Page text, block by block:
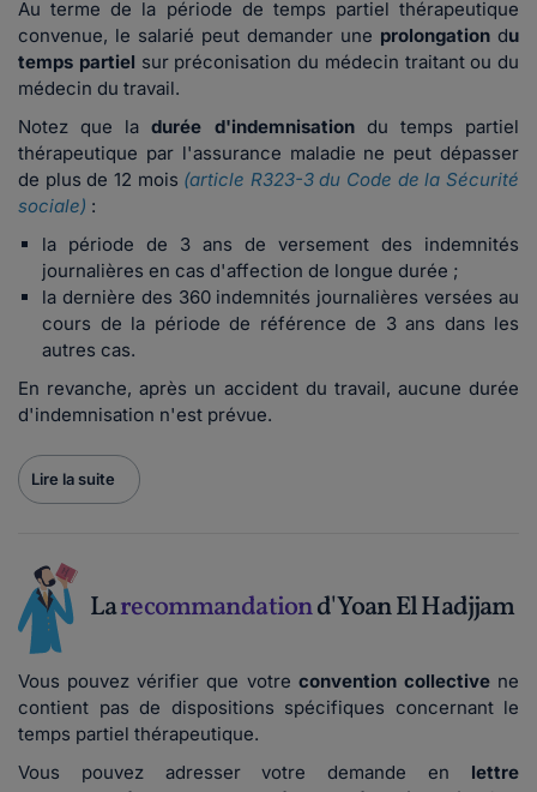
Au terme de la période de temps partiel thérapeutique
convenue, le salarié peut demander une prolongation du
temps partiel sur préconisation du médecin traitant ou du
médecin du travail.
Notez que ladurée d'indemnisationdu temps partiel
thérapeutique par l'assurance maladie ne peut dépasser
de plus de 12 mois (article R323-3 du Code de la Sécurité
sociale) :
la période de 3 ans de versement des indemnités
journalières en cas d'affection de longue durée ;
la dernière des 360 indemnités journalières versées au
cours de la période de référence de 3 ans dans les
autres cas.
En revanche, après un accident du travail, aucune durée
d'indemnisation n'est prévue.
Lire la suite
Larecommandationd'Yoan El Hadjjam
Vous pouvez vérifier que votre convention collectivene
contient pas de dispositions spécifiques concernant le
temps partiel thérapeutique.
Vous pouvez adresser votre demande en lettre